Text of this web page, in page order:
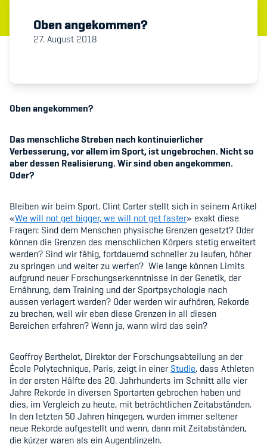
Member's Manual / FAQ
Academy
Blog
Diversität & Inklusion
Infomails
Kinderbetreuung
Krankenversicherung
Schwangerschaft & Sport
Spitzensport & Studium
Organisation
Oben angekommen?
27. August 2018
Oben angekommen?
Das menschliche Streben nach kontinuierlicher
Verbesserung, vor allem im Sport, ist ungebrochen. Nicht so
aber dessen Realisierung. Wir sind oben angekommen.
Oder?
Bleiben wir beim Sport. Clint Carter stellt sich in seinem Artikel
«We will not get bigger, we will not get faster» exakt diese
Fragen: Sind dem Menschen physische Grenzen gesetzt? Oder
können die Grenzen des menschlichen Körpers stetig erweitert
werden? Sind wir fähig, fortdauernd schneller zu laufen, höher
zu springen und weiter zu werfen? Wie lange können Limits
aufgrund neuer Forschungserkenntnisse in der Genetik, der
Ernährung, dem Training und der Sportpsychologie nach
aussen verlagert werden? Oder werden wir aufhören, Rekorde
zu brechen, weil wir eben diese Grenzen in all diesen
Bereichen erfahren? Wenn ja, wann wird das sein?
Geoffroy Berthelot, Direktor der Forschungsabteilung an der
École Polytechnique, Paris, zeigt in einerStudie, dass Athleten
in der ersten Hälfte des 20. Jahrhunderts im Schnitt alle vier
Jahre Rekorde in diversen Sportarten gebrochen haben und
dies, im Vergleich zu heute, mit beträchtlichen Zeitabständen.
In den letzten 50 Jahren hingegen, wurden immer seltener
neue Rekorde aufgestellt und wenn, dann mit Zeitabständen,
die kürzer waren als ein Augenblinzeln.